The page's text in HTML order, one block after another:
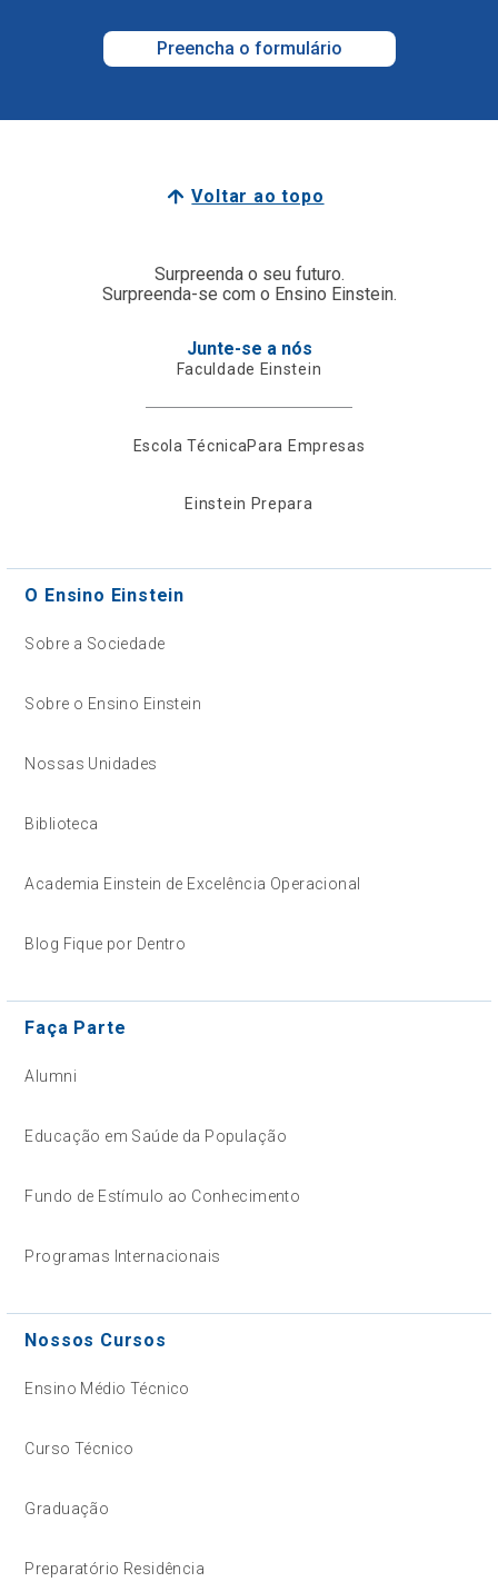
Preencha o formulário
Voltar ao topo
Surpreenda o seu futuro.
Surpreenda-se com o Ensino Einstein.
Junte-se a nós
Faculdade Einstein
Escola TécnicaPara Empresas
Einstein Prepara
O Ensino Einstein
Sobre a Sociedade
Sobre o Ensino Einstein
Nossas Unidades
Biblioteca
Academia Einstein de Excelência Operacional
Blog Fique por Dentro
Faça Parte
Alumni
Educação em Saúde da População
Fundo de Estímulo ao Conhecimento
Programas Internacionais
Nossos Cursos
Ensino Médio Técnico
Curso Técnico
Graduação
Preparatório Residência